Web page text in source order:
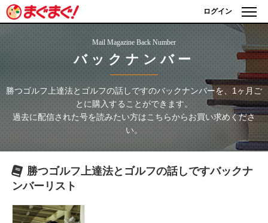
ログイン
Mail Magazine Back Number
バックナンバー
勝つゴルフ上達法とゴルフの話しですのバックナンバーを、1ヶ月ご
とに購入することができます。
過去に配信された号を読みたい方はこちらからお買い求めくださ
い。
勝つゴルフ上達法とゴルフの話しですバックナ
ンバーリスト